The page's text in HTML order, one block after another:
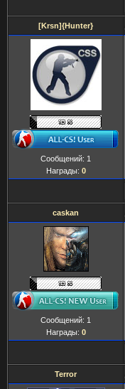
[Krsn]{Hunter}
Сообщений: 1
Награды: 0
caskan
Сообщений: 1
Награды: 0
Terror